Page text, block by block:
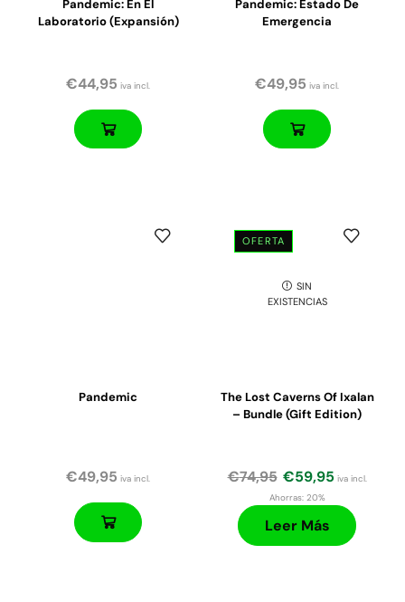
Pandemic: En El
Laboratorio (Expansión)
€44,95 iva incl.
Pandemic: Estado De
Emergencia
€49,95 iva incl.
Pandemic
€49,95 iva incl.
OFERTA
SIN
EXISTENCIAS
The Lost Caverns Of Ixalan
– Bundle (Gift Edition)
€74,95 €59,95 iva incl.
Ahorras:20%
Leer Más